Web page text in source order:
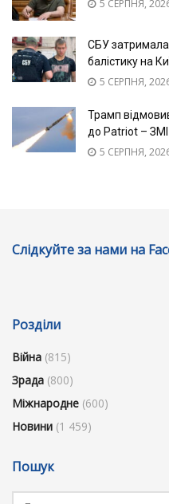
5 СЕРПНЯ,
СБУ
балістику на
5 СЕРПНЯ,
Трамп
до Patriot – ЗМІ
5 СЕРПНЯ,
Слідкуйте за нами на
Розділи
Війна (815)
Зрада (800)
Міжнародне (600)
Новини (1 459)
Пошук